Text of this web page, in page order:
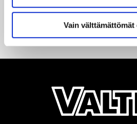
Vain välttämättömät
Veeti Väisänen JYP-puolustukseen